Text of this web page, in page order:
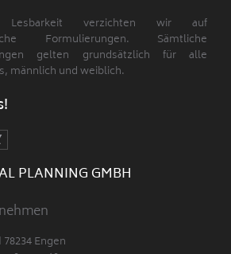
verzichten wir auf
Formulierungen. Sämtliche
gelten grundsätzlich für alle
männlich und weiblich.
PLANNING GMBH
Engen